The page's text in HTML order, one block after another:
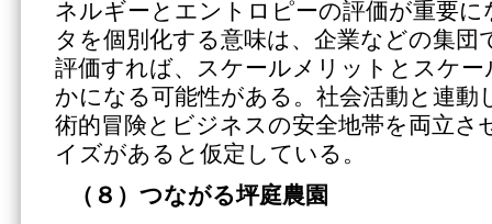
ネルギーとエントロピーの評価が重要に
タを個別化する意味は、企業などの集団
評価すれば、スケールメリットとスケ
かになる可能性がある。社会活動と連動
術的冒険とビジネスの安全地帯を両立さ
イズがあると仮定している。
（８）つながる坪庭農園